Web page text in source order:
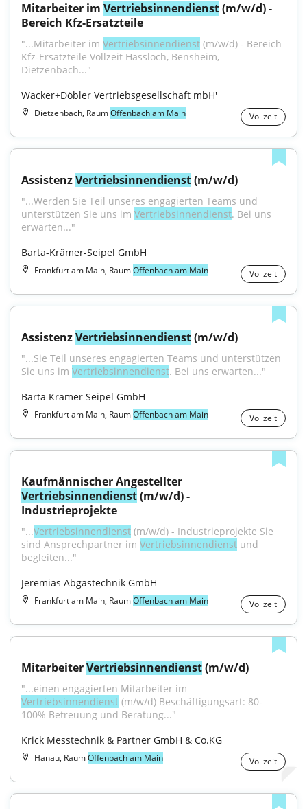
Mitarbeiter im Vertriebsinnendienst (m/w/d) -
Bereich Kfz-Ersatzteile
"...Mitarbeiter im Vertriebsinnendienst (m/w/d) - Bereich
Kfz-Ersatzteile Vollzeit Hassloch, Bensheim,
Dietzenbach..."
Wacker+Döbler Vertriebsgesellschaft mbH'
Dietzenbach, RaumOffenbach am Main Vollzeit
Assistenz Vertriebsinnendienst (m/w/d)
"...Werden Sie Teil unseres engagierten Teams und
unterstützen Sie uns im Vertriebsinnendienst. Bei uns
erwarten..."
Barta-Krämer-Seipel GmbH
Frankfurt am Main, RaumOffenbach am Main Vollzeit
Assistenz Vertriebsinnendienst (m/w/d)
"...Sie Teil unseres engagierten Teams und unterstützen
Sie uns im Vertriebsinnendienst. Bei uns erwarten..."
Barta Krämer Seipel GmbH
Frankfurt am Main, RaumOffenbach am Main Vollzeit
Vertriebsinnendienst (m/w/d) -
Industrieprojekte
"...Vertriebsinnendienst (m/w/d) - Industrieprojekte Sie
sind Ansprechpartner im Vertriebsinnendienst und
begleiten..."
Jeremias Abgastechnik GmbH
Frankfurt am Main, RaumOffenbach am Main Vollzeit
Mitarbeiter Vertriebsinnendienst (m/w/d)
Vertriebsinnendienst (m/w/d) Beschäftigungsart: 80-
100% Betreuung und Beratung..."
Krick Messtechnik & Partner GmbH & Co.KG
Hanau, RaumOffenbach am Main Vollzeit